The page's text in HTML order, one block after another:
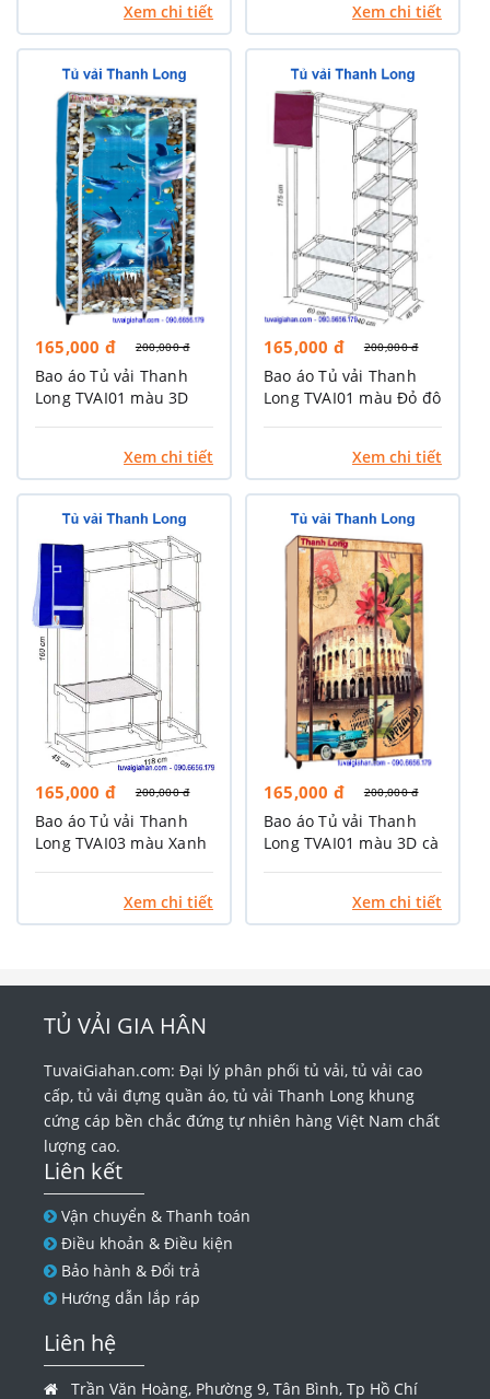
Xem chi tiết
Xem chi tiết
165,000 đ 200,000 đ
Bao áo Tủ vải Thanh
Long TVAI01 màu 3D
Xem chi tiết
165,000 đ 200,000 đ
Bao áo Tủ vải Thanh
Long TVAI01 màu Đỏ đô
Xem chi tiết
165,000 đ 200,000 đ
Bao áo Tủ vải Thanh
Long TVAI03 màu Xanh
Xem chi tiết
165,000 đ 200,000 đ
Bao áo Tủ vải Thanh
Long TVAI01 màu 3D cà
Xem chi tiết
TỦ VẢI GIA HÂN
TuvaiGiahan.com: Đại lý phân phối tủ vải, tủ vải cao
cấp, tủ vải đựng quần áo, tủ vải Thanh Long khung
cứng cáp bền chắc đứng tự nhiên hàng Việt Nam chất
lượng cao.
Liên kết
Vận chuyển & Thanh toán
Điều khoản & Điều kiện
Bảo hành & Đổi trả
Hướng dẫn lắp ráp
Liên hệ
Trần Văn Hoàng, Phường 9, Tân Bình, Tp Hồ Chí